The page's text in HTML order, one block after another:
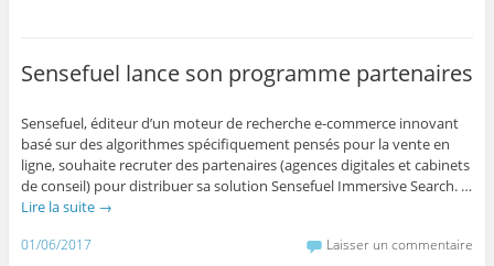
Sensefuel lance son programme partenaires
Sensefuel, éditeur d’un moteur de recherche e-commerce innovant
basé sur des algorithmes spécifiquement pensés pour la vente en
ligne, souhaite recruter des partenaires (agences digitales et cabinets
de conseil) pour distribuer sa solution Sensefuel Immersive Search. …
Lire la suite →
01/06/2017 Laisser un commentaire